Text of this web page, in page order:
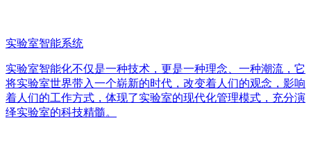
实验室智能系统
实验室智能化不仅是一种技术，更是一种理念、一种潮流，它
将实验室世界带入一个崭新的时代，改变着人们的观念，影响
着人们的工作方式，体现了实验室的现代化管理模式，充分演
绎实验室的科技精髓。